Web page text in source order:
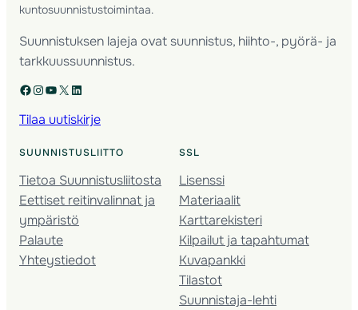
kuntosuunnistustoimintaa.
Suunnistuksen lajeja ovat suunnistus, hiihto-, pyörä- ja
tarkkuussuunnistus.
Facebook Instagram YouTube X LinkedIn
Tilaa uutiskirje
SUUNNISTUSLIITTO
Tietoa Suunnistusliitosta
Eettiset reitinvalinnat ja
ympäristö
Palaute
Yhteystiedot
SSL
Lisenssi
Materiaalit
Karttarekisteri
Kilpailut ja tapahtumat
Kuvapankki
Tilastot
Suunnistaja-lehti